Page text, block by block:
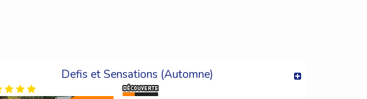
Defis et Sensations (Automne)